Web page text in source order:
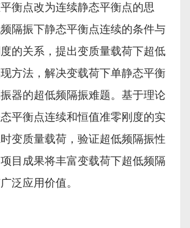
衡点改为连续静态平衡点的思
隔振下静态平衡点连续的条件与
的关系，提出变质量载荷下超低
方法，解决变载荷下单静态平衡
器的超低频隔振难题。基于理论
平衡点连续和恒值准零刚度的实
变质量载荷，验证超低频隔振性
目成果将丰富变载荷下超低频隔
泛应用价值。